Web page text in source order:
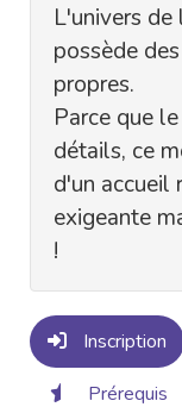
L'univers
possède
propres.
Parce que
détails, ce
d'un accueil
exigeante
!
Inscription
Prérequis